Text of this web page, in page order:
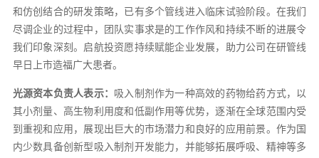
和仿创结合的研发策略，已有多个管线进入临床试验阶段。在我们
尽调企业的过程中，团队实事求是的工作作风和持续不断的进展令
我们印象深刻。启航投资愿持续赋能企业发展，助力公司在研管线
早日上市造福广大患者。
光源资本负责人表示： 吸入制剂作为一种高效的药物给药方式，以
其小剂量、高生物利用度和低副作用等优势，逐渐在全球范围内受
到重视和应用，展现出巨大的市场潜力和良好的应用前景。作为国
内少数具备创新型吸入制剂开发能力，并能够拓展呼吸、精神等多